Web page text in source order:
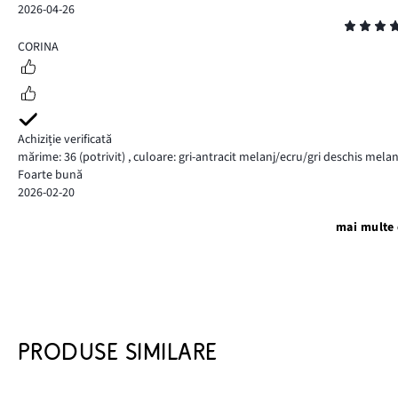
2026-04-26
4
CORINA
Achiziție verificată
mărime: 36 (potrivit) ,culoare: gri-antracit melanj/ecru/gri deschis
Foarte bună
2026-02-20
mai
PRODUSE SIMILARE